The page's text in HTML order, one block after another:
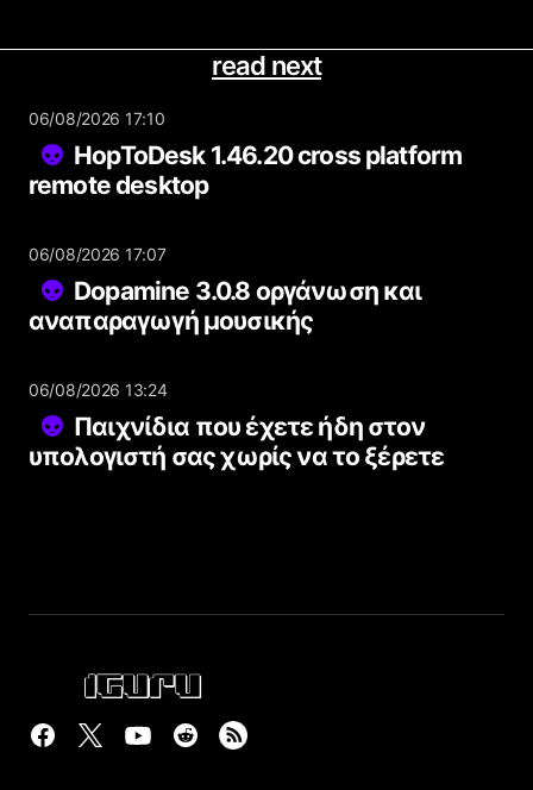
read next
06/08/2026 17:10
HopToDesk 1.46.20 cross platform
remote desktop
06/08/2026 17:07
Dopamine 3.0.8 οργάνωση και
αναπαραγωγή μουσικής
06/08/2026 13:24
Παιχνίδια που έχετε ήδη στον
υπολογιστή σας χωρίς να το ξέρετε